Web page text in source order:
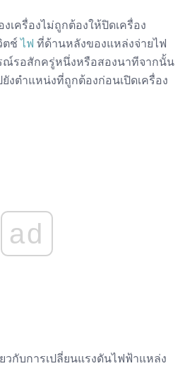
เครื่องไม่ถูกต้องให้ปิดเครื่อง
ตช์ไฟ ที่ด้านหลังของแหล่งจ่ายไฟ
ณ์รอสักครู่หนึ่งหรือสองนาทีจากนั้น
งตำแหน่งที่ถูกต้องก่อนเปิดเครื่อง
ad
วกับการเปลี่ยนแรงดันไฟฟ้าแหล่ง